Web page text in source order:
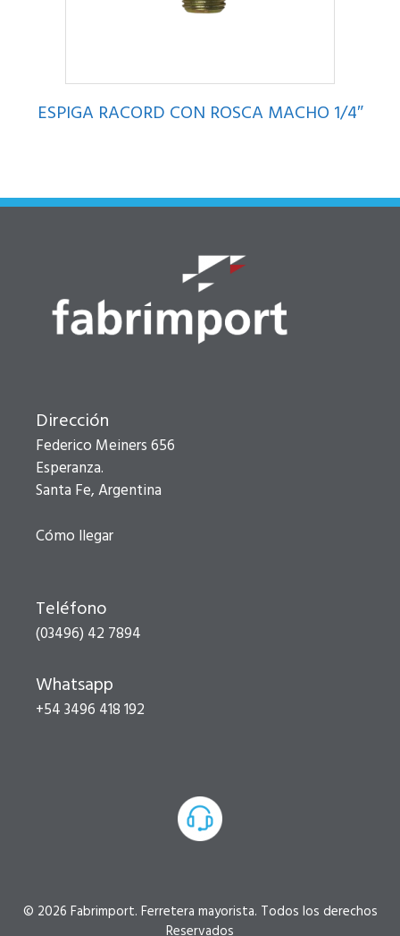
ESPIGA RACORD CON ROSCA MACHO 1/4″
Dirección
Federico Meiners 656
Esperanza.
Santa Fe, Argentina
Cómo llegar
Teléfono
(03496) 42 7894
Whatsapp
+54 3496 418 192
© 2026 Fabrimport. Ferretera mayorista. Todos los derechos
Reservados